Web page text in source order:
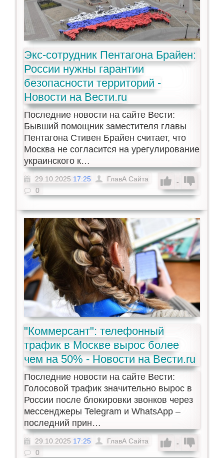
Экс-сотрудник Пентагона Брайен:
России нужны гарантии
безопасности территорий -
Новости на Вести.ru
Последние новости на сайте Вести:
Бывший помощник заместителя главы
Пентагона Стивен Брайен считает, что
Москва не согласится на урегулирование
украинского к…
-
29.10.2025 17:25
ГлавА Сайта
0
"Коммерсант": телефонный
трафик в Москве вырос более
чем на 50% - Новости на Вести.ru
Последние новости на сайте Вести:
Голосовой трафик значительно вырос в
России после блокировки звонков через
мессенджеры Telegram и WhatsApp –
последний прин…
-
29.10.2025 17:25
ГлавА Сайта
0